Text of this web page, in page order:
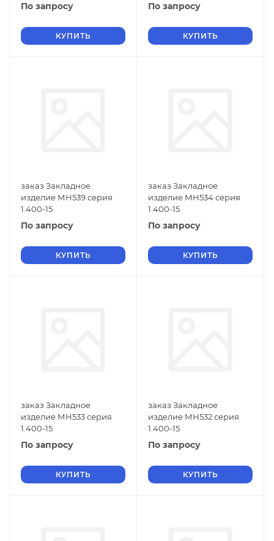
По запросу
КУПИТЬ
По запросу
КУПИТЬ
заказ Закладное
изделие МН539 серия
1.400-15
По запросу
КУПИТЬ
заказ Закладное
изделие МН534 серия
1.400-15
По запросу
КУПИТЬ
заказ Закладное
изделие МН533 серия
1.400-15
По запросу
КУПИТЬ
заказ Закладное
изделие МН532 серия
1.400-15
По запросу
КУПИТЬ